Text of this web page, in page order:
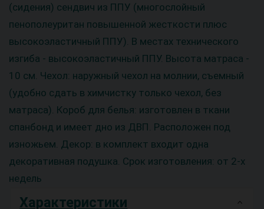
(сидения) сендвич из ППУ (многослойный
пенополеуритан повышенной жесткости плюс
высокоэластичный ППУ). В местах технического
изгиба - высокоэластичный ППУ. Высота матраса -
10 см. Чехол: наружный чехол на молнии, съемный
(удобно сдать в химчистку только чехол, без
матраса). Короб для белья: изготовлен в ткани
спанбонд и имеет дно из ДВП. Расположен под
изножьем. Декор: в комплект входит одна
декоративная подушка. Срок изготовления: от 2-х
недель
Характеристики